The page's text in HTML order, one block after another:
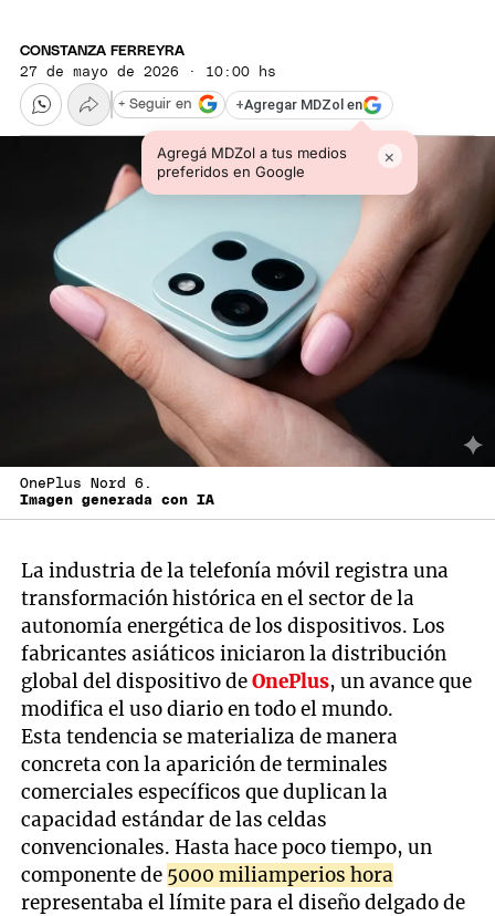
CONSTANZA FERREYRA
27 de mayo de 2026 · 10:00 hs
+Agregar MDZol en
Agregá MDZol a tus medios
preferidos en Google
×
+ Seguir en
OnePlus Nord 6.
Imagen generada con IA
La industria de la telefonía móvil registra una
transformación histórica en el sector de la
autonomía energética de los dispositivos. Los
fabricantes asiáticos iniciaron la distribución
global del dispositivo deOnePlus, un avance que
modifica el uso diario en todo el mundo.
Esta tendencia se materializa de manera
concreta con la aparición de terminales
comerciales específicos que duplican la
capacidad estándar de las celdas
convencionales. Hasta hace poco tiempo, un
componente de 5000 miliamperios hora
representaba el límite para el diseño delgado de